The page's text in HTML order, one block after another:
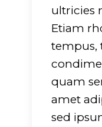
ultricies
Etiam
tempus,
quam
amet
sed